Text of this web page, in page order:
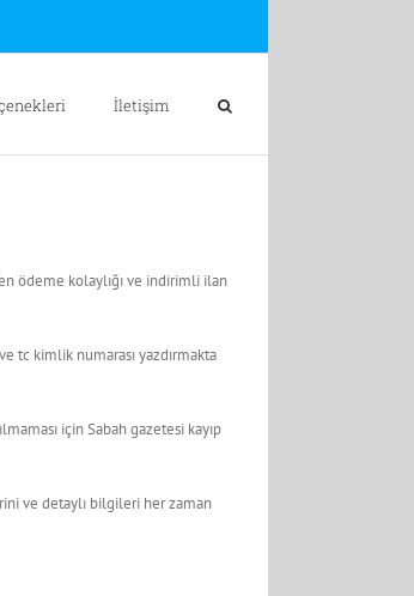
İletişim
ödeme kolaylığı ve indirimli ilan
tc kimlik numarası yazdırmakta
için Sabah gazetesi kayıp
ve detaylı bilgileri her zaman